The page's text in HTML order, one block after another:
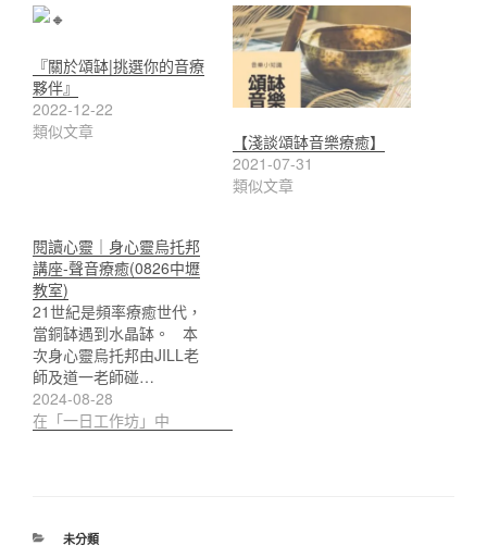
『關於頌缽|挑選你的音療
夥伴』
2022-12-22
類似文章
【淺談頌缽音樂療癒】
2021-07-31
類似文章
閱讀心靈｜身心靈烏托邦
講座-聲音療癒(0826中壢
教室)
21世紀是頻率療癒世代，
當銅缽遇到水晶缽。 本
次身心靈烏托邦由JILL老
師及道一老師碰…
2024-08-28
在「一日工作坊」中
分
未分類